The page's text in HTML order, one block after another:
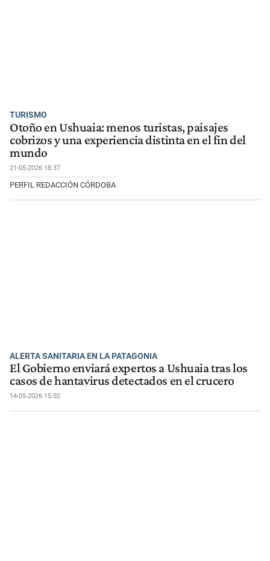
TURISMO
Otoño en Ushuaia: menos turistas, paisajes
cobrizos y una experiencia distinta en el fin del
mundo
21-05-2026 18:37
PERFIL REDACCIÓN CÓRDOBA
ALERTA SANITARIA EN LA PATAGONIA
El Gobierno enviará expertos a Ushuaia tras los
casos de hantavirus detectados en el crucero
14-05-2026 15:02